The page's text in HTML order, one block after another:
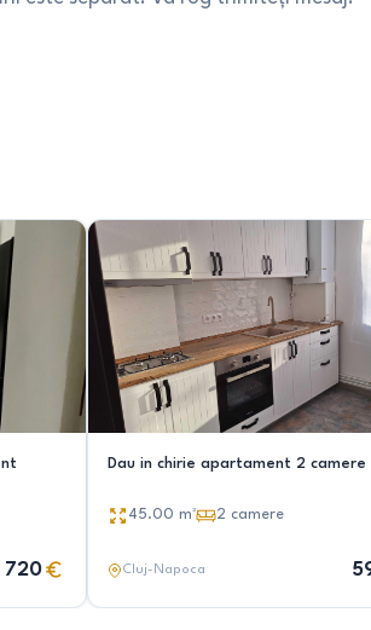
720
Dau in chirie apartament 2 camere
45.00 m² 2 camere
Cluj-Napoca